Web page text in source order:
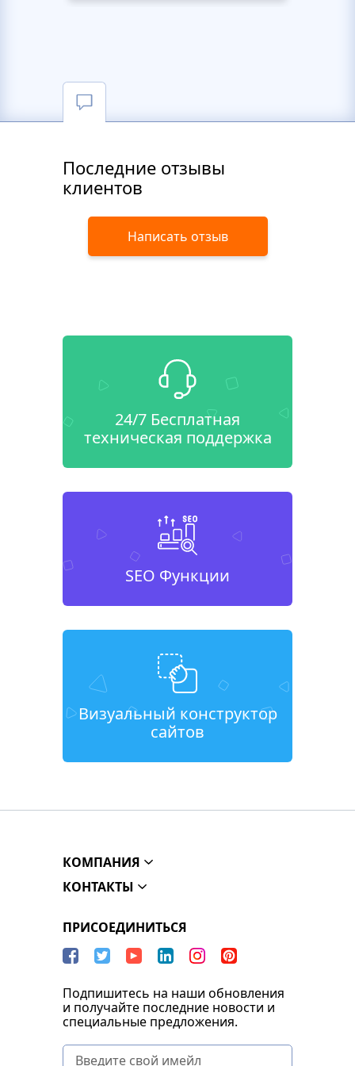
Последние отзывы
клиентов
Написать отзыв
24/7 Бесплатная
техническая поддержка
SEO Функции
Визуальный конструктор
сайтов
КОМПАНИЯ
КОНТАКТЫ
ПРИСОЕДИНИТЬСЯ
Подпишитесь на наши обновления
и получайте последние новости и
специальные предложения.